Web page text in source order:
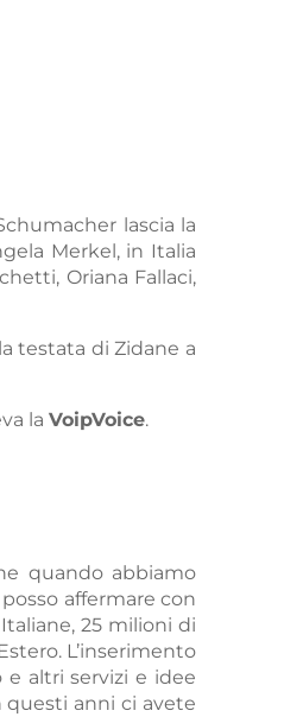
lascia la
Merkel, in Italia
Oriana Fallaci,
testata di Zidane a
la VoipVoice.
quando abbiamo
affermare con
25 milioni di
L’inserimento
e altri servizi e idee
questi anni ci avete